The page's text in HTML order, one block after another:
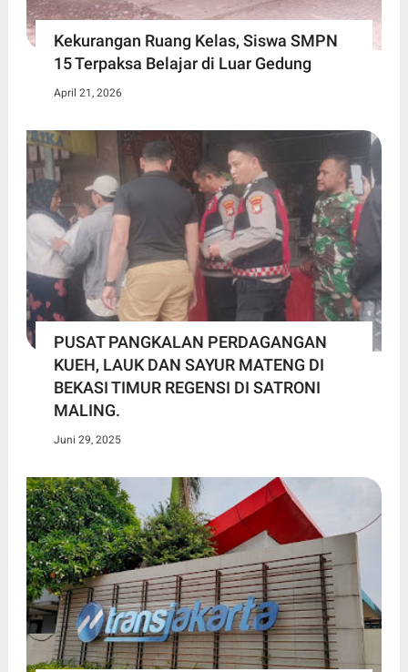
Kekurangan Ruang Kelas, Siswa SMPN
15 Terpaksa Belajar di Luar Gedung ​
April 21, 2026
PUSAT PANGKALAN PERDAGANGAN
KUEH, LAUK DAN SAYUR MATENG DI
BEKASI TIMUR REGENSI DI SATRONI
MALING.
Juni 29, 2025